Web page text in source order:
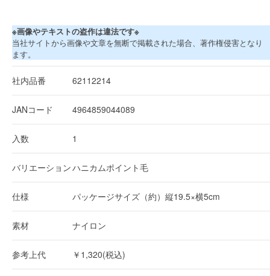
※画像やテキストの盗作は違法です※
当社サイトから画像や文章を無断で掲載された場合、著作権侵害となり
ます。
社内品番 62112214
JANコード 4964859044089
入数 1
バリエーションハニカムポイント毛
仕様 パッケージサイズ（約）縦19.5×横5cm
素材 ナイロン
参考上代 ￥1,320(税込)